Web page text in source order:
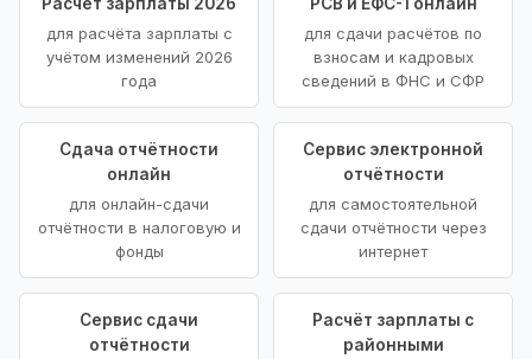
Расчёт зарплаты 2026
для расчёта зарплаты с
учётом изменений 2026
года
РСВ и ЕФС-1 онлайн
для сдачи расчётов по
взносам и кадровых
сведений в ФНС и СФР
Сдача отчётности
онлайн
для онлайн-сдачи
отчётности в налоговую и
фонды
Сервис электронной
отчётности
для самостоятельной
сдачи отчётности через
интернет
Сервис сдачи
отчётности
Расчёт зарплаты с
районными